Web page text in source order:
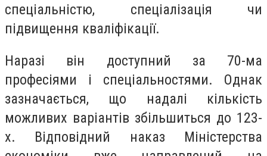
спеціальністю, спеціалізація чи
підвищення кваліфікації.
Наразі він доступний за 70-ма
професіями і спеціальностями. Однак
зазначається, що надалі кількість
можливих варіантів збільшиться до 123-
х. Відповідний наказ Міністерства